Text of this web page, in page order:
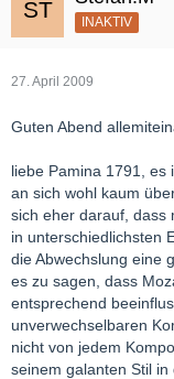
INAKTIV
27. April 2009
Guten Abend
liebe Pamina 1791, es
an sich wohl kaum
sich eher darauf, dass
in unterschiedlichsten
die Abwechslung eine
es zu sagen, dass
entsprechend
unverwechselbaren
nicht von jedem
seinem galanten Stil